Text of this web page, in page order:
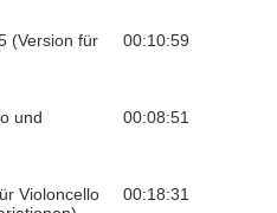
(Version für
00:10:59
und
00:08:51
Violoncello
00:18:31